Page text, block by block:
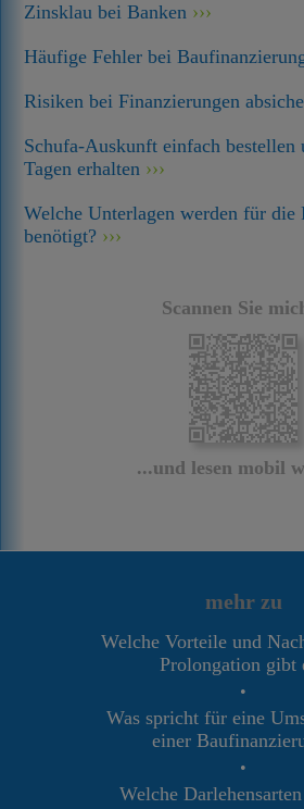
Zinsklau bei Banken
Häufige Fehler bei
Risiken bei Finanzierungen
Schufa-Auskunft einfach bestellen
Tagen erhalten
Welche Unterlagen werden für die
benötigt?
Scannen Sie
...und lesen mobil
mehr zu
Welche Vorteile und
Prolongation gibt
•
Was spricht für eine
einer
•
Welche